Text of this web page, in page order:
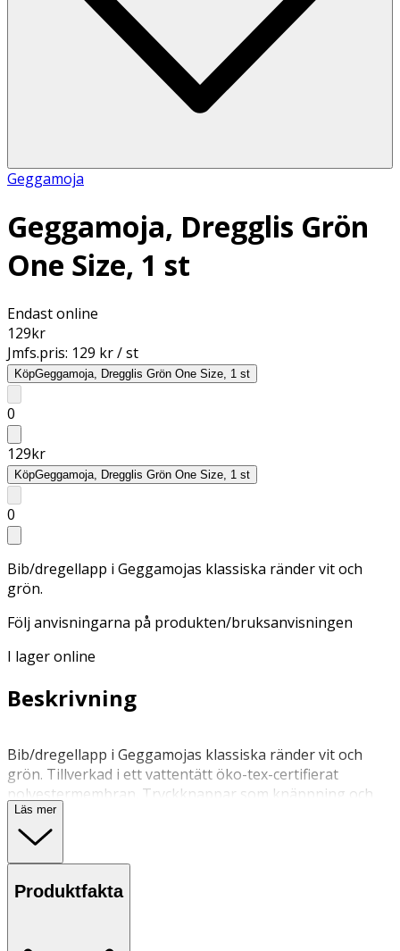
Geggamoja
Geggamoja, Dregglis Grön
One Size, 1 st
Endast online
129kr
Jmfs.pris: 129 kr / st
KöpGeggamoja, Dregglis Grön One Size, 1 st
0
129kr
KöpGeggamoja, Dregglis Grön One Size, 1 st
0
Bib/dregellapp i Geggamojas klassiska ränder vit och
grön.
Följ anvisningarna på produkten/bruksanvisningen
I lager online
Beskrivning
Bib/dregellapp i Geggamojas klassiska ränder vit och
grön. Tillverkad i ett vattentätt öko-tex-certifierat
polyestermembran. Tryckknappar som knäppning och
reglering bak.
Följ anvisningarna på produkten/bruksanvisningen
Läs mer
Produktfakta